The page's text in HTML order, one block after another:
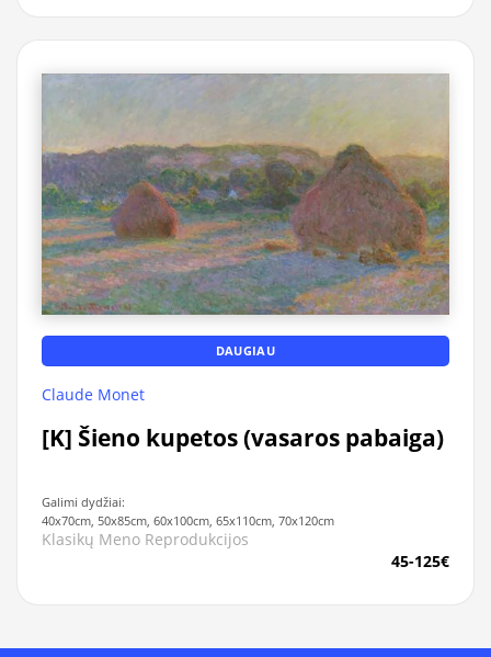
DAUGIAU
Claude Monet
[K] Šieno kupetos (vasaros pabaiga)
Galimi dydžiai:
40x70cm, 50x85cm, 60x100cm, 65x110cm, 70x120cm
Klasikų Meno Reprodukcijos
45-125€